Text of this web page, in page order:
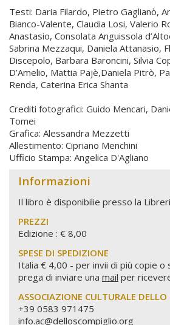
Testi: Daria Filardo, Pietro Gaglianò,
Bianco-Valente, Claudia Losi, Valerio
Anastasio, Consolata Anguissola
Sabrina Mezzaqui, Daniela Attanasio,
Discepolo, Barbara Baroncini, Silvia
D’Amelio, Mattia Pajè,Daniela Pitrò,
Renda, Caterina Erica Shanta
Crediti fotografici: Guido Mencari,
Tomei
Grafica: Alessandra Mezzetti
Allestimento: Cipriano Menchini
Ufficio Stampa: Angelica D'Agliano
Informazioni
Il libro è disponibilie presso la
PREZZI
Edizione : € 8,00
SPESE DI SPEDIZIONE
Italia € 4,00 - per invii di più copie
prega di inviare una mail per
ASSOCIAZIONE CULTURALE DELLO
+39 0583 971475
info.ac@delloscompiglio.org